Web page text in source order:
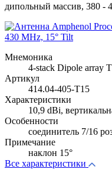
дипольный массив, 380 -
Мнемоника
4-stack Dipole array
Артикул
414.04-405-T15
Характеристики
10,9 dBi,
Особенности
соединитель 7/16
Примечание
наклон 15°
Все характеристики